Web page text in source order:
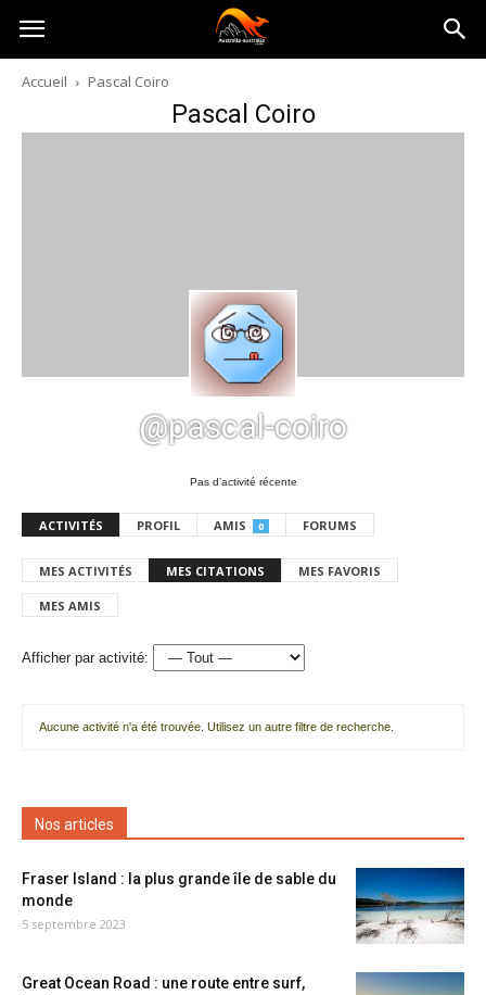
Australia-
australie.com
Accueil Pascal Coiro
Pascal Coiro
@pascal-coiro
Pas d’activité récente
ACTIVITÉS PROFIL AMIS 0 FORUMS
MES ACTIVITÉS MES CITATIONS MES FAVORIS
MES AMIS
Afficher par activité:
Aucune activité n'a été trouvée. Utilisez un autre filtre de recherche.
Nos articles
Fraser Island : la plus grande île de sable du
monde
5 septembre 2023
Great Ocean Road : une route entre surf,